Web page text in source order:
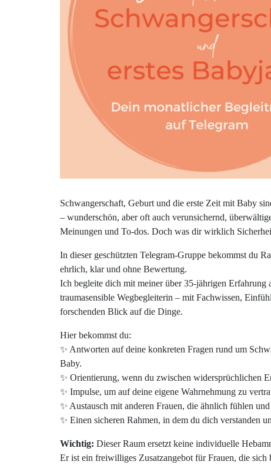
Schwangerschaft, Geburt und die erste Zeit mit Baby
– wunderschön, aber oft auch verunsichernd,
Meinungen und To-dos. Doch was dir wirklich
In dieser geschützten Telegram-Gruppe bekommst du
ehrlich, klar und ohne Bewertung.
Ich begleite dich mit meiner über 35-jährigen
traumasensible Wegbegleiterin – mit Fachwissen,
forschenden Blick auf die Dinge.
Hier bekommst du:
✨ Antworten auf deine konkreten Fragen rund um
Baby.
✨ Orientierung, wenn du zwischen widersprüchlichen
✨ Impulse, um auf deine eigene Wahrnehmung zu
✨ Austausch mit anderen Frauen, die ähnlich fühlen
✨ Einen sicheren Rahmen, in dem du dich verstanden
Wichtig: Dieser Raum ersetzt keine individuelle
Er ist ein freiwilliges Zusatzangebot für Frauen, die sich